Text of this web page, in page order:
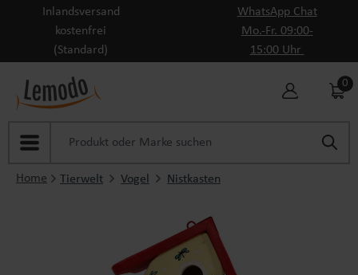
Zum Hauptinhalt springen
Inlandsversand
kostenfrei
(Standard)
WhatsApp Chat
Mo.-Fr. 09:00-
15:00 Uhr
0
Home Tierwelt Vogel Nistkasten